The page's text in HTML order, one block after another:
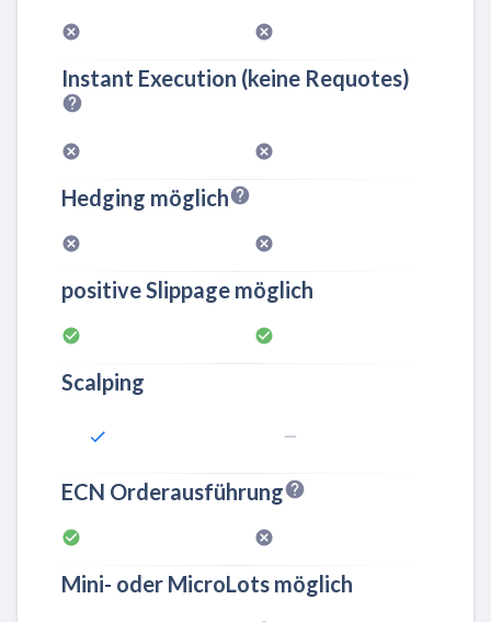
Instant Execution (keine Requotes)
Hedging möglich
positive Slippage möglich
Scalping
ECN Orderausführung
Mini- oder MicroLots möglich